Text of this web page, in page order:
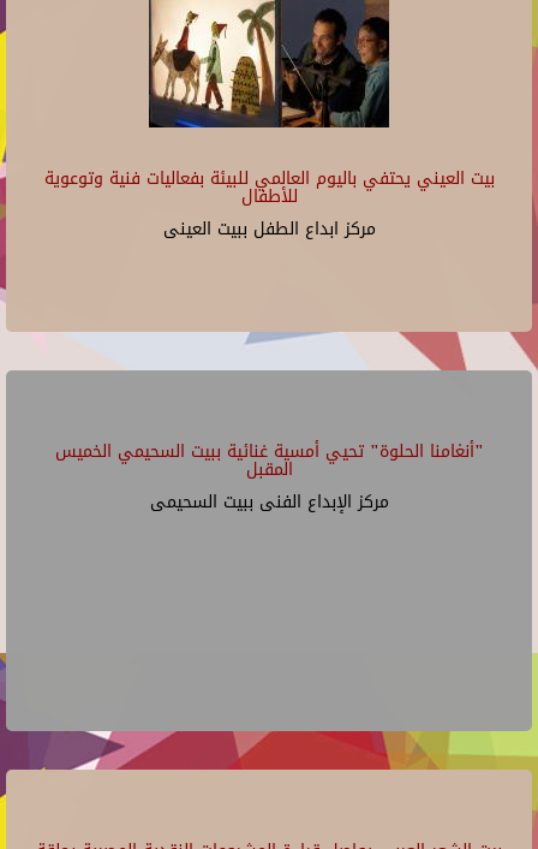
بيت العيني يحتفي باليوم العالمي للبيئة بفعاليات فنية وتوعوية
للأطفال
مركز ابداع الطفل ببيت العينى
"أنغامنا الحلوة" تحيي أمسية غنائية ببيت السحيمي الخميس
المقبل
مركز الإبداع الفنى ببيت السحيمى